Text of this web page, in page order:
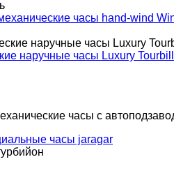
часы hand-wind
наручные часы Luxury
часы с